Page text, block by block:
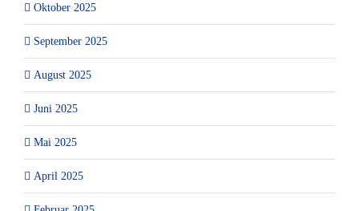
Oktober 2025
September 2025
August 2025
Juni 2025
Mai 2025
April 2025